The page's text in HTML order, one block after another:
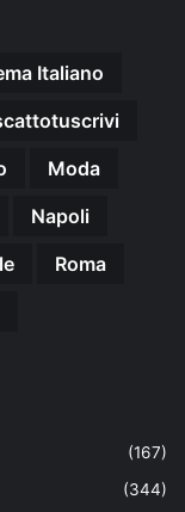
Italiano
Moda
Napoli
Roma
(167)
(344)